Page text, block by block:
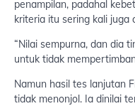
penampilan, padahal
kriteria itu sering kali juga
“Nilai sempurna, dan dia
untuk tidak
Namun hasil tes lanjutan
tidak menonjol. Ia dinilai